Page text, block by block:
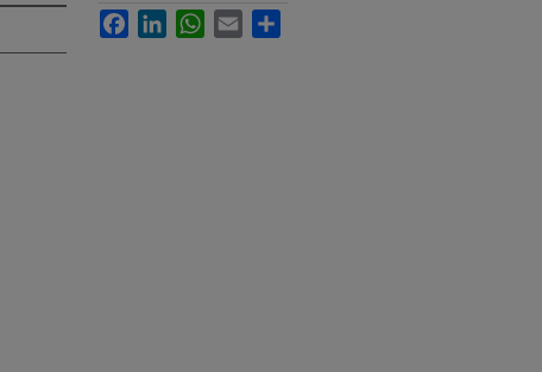
FacebookLinkedInWhatsApp
Email